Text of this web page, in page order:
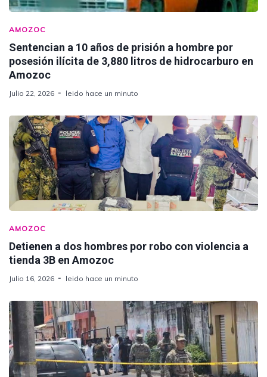
AMOZOC
Sentencian a 10 años de prisión a hombre por
posesión ilícita de 3,880 litros de hidrocarburo en
Amozoc
Julio 22, 2026 leido hace un minuto
AMOZOC
Detienen a dos hombres por robo con violencia a
tienda 3B en Amozoc
Julio 16, 2026 leido hace un minuto